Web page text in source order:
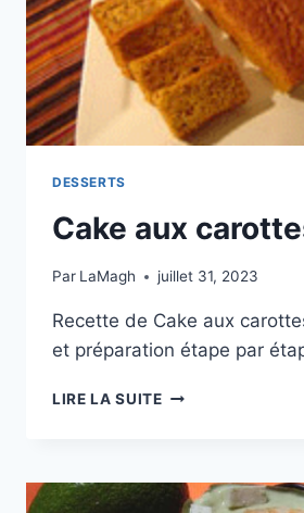
DESSERTS
Cake aux
Par LaMagh juillet 31, 2023
Recette de Cake aux
et préparation étape par
LIRE LA SUITECAKE